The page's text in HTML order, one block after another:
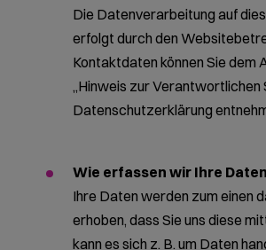
Die Datenverarbeitung auf
erfolgt durch den
Kontaktdaten können Sie dem
„Hinweis zur Verantwortlichen
Datenschutzerklärung
Wie erfassen wir Ihre
Ihre Daten werden zum einen
erhoben, dass Sie uns diese
kann es sich z. B. um Daten